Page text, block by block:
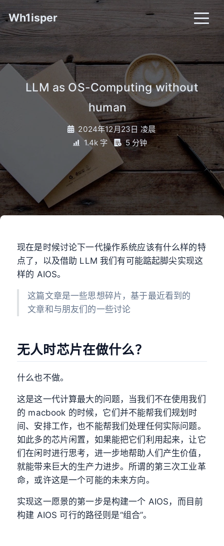
Wh1isper
LLM as OS-Computing without
human _
2024年12月23日 凌晨
1.4k 字
5 分钟
现在是时候讨论下一代操作系统应该有什么样的特
点了，以及借助 LLM 我们有可能踮起脚尖实现这
样的 AIOS。
这篇文章是一些思想碎片，基于最近看到的
文章和与朋友们的一些讨论
无人时芯片在做什么？
什么也不做。
这是这一代计算最大的问题，当我们不在使用我们
的 macbook 的时候，它们并不能帮我们规划时
间、安排工作，也不能帮我们处理任何实际问题。
如此多的芯片闲置，如果能把它们利用起来，让它
们在闲时进行思考，进一步地帮助人们产生价值，
就能带来巨大的生产力进步。所谓的第三次工业革
命，或许这是一个可能的未来方向。
实现这一愿景的第一步是构建一个 AIOS，而目前
构建 AIOS 可行的路径则是“组合”。